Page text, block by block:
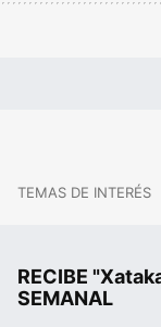
TEMAS DE INTERÉS
RECIBE
SEMANAL